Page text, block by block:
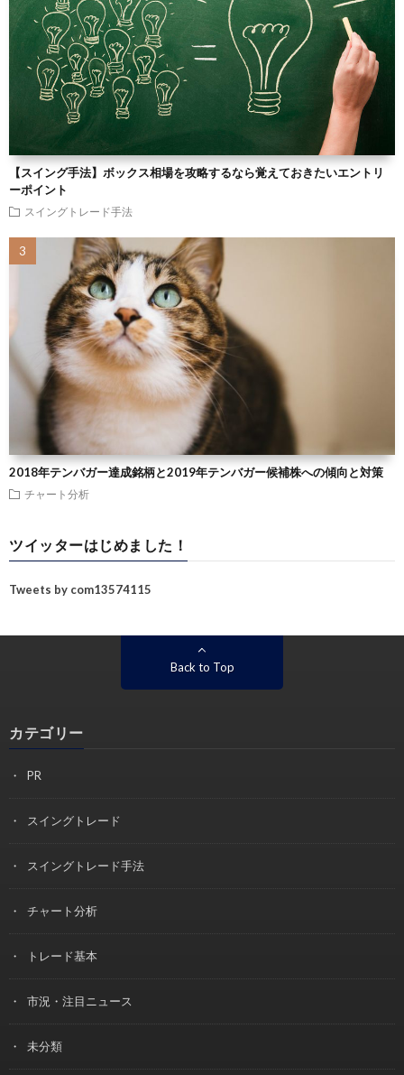
【スイング手法】ボックス相場を攻略するなら覚えておきたいエントリ
ーポイント
スイングトレード手法
2018年テンバガー達成銘柄と2019年テンバガー候補株への傾向と対策
チャート分析
ツイッターはじめました！
Tweets by com13574115
Back to Top
カテゴリー
PR
スイングトレード
スイングトレード手法
チャート分析
トレード基本
市況・注目ニュース
未分類